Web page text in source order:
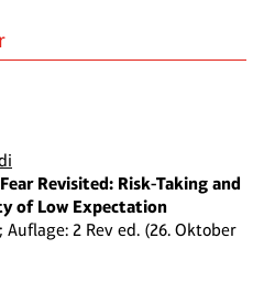
Revisited: Risk-Taking and
of Low Expectation
2 Rev ed. (26. Oktober